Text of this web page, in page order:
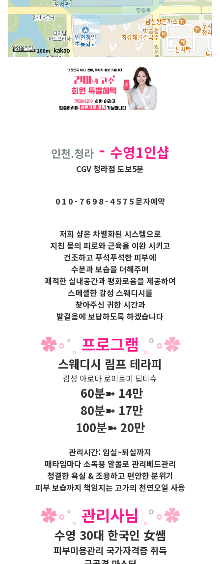
100m
인천.청라- 수영1인샵
CGV 청라점 도보5분
0 1 0 - 7 6 9 8 - 4 5 7 5문자예약
저희 샵은 차별화된 시스템으로
지친 몸의 피로와 근육을 이완 시키고
건조하고 푸석푸석한 피부에
수분과 보습을 더해주며
쾌적한 실내공간과 평화로움을 제공하여
스페셜한 감성 스웨디시를
찾아주신 귀한 시간과
발걸음에 보답하도록 하겠습니다
✿∘˚ 프로그램 °∘✿
스웨디시 림프 테라피
감성 아로마 로미로미 딥티슈
60분➼ 14만
80분➼ 17만
100분➼ 20만
관리시간: 입실~퇴실까지
매타임마다 소독용 알콜로 관리베드관리
청결한 욕실 & 조용하고 편안한 분위기
피부 보습까지 책임지는 고가의 천연오일 사용
✿∘˚ 관리사님 °∘✿
수영 30대 한국인 女쌤
피부미용관리 국가자격증 취득